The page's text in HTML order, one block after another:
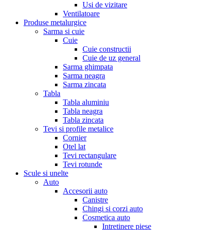
Usi de vizitare
Ventilatoare
Produse metalurgice
Sarma si cuie
Cuie
Cuie constructii
Cuie de uz general
Sarma ghimpata
Sarma neagra
Sarma zincata
Tabla
Tabla aluminiu
Tabla neagra
Tabla zincata
Tevi si profile metalice
Cornier
Otel lat
Tevi rectangulare
Tevi rotunde
Scule si unelte
Auto
Accesorii auto
Canistre
Chingi si corzi auto
Cosmetica auto
Intretinere piese